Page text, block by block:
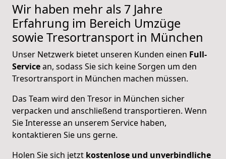
Wir haben mehr als 7 Jahre
Erfahrung im Bereich Umzüge
sowie Tresortransport in München
Unser Netzwerk bietet unseren Kunden einen Full-
Servicean, sodass Sie sich keine Sorgen um den
Tresortransport in München machen müssen.
Das Team wird den Tresor in München sicher
verpacken und anschließend transportieren. Wenn
Sie Interesse an unserem Service haben,
kontaktieren Sie uns gerne.
Holen Sie sich jetzt kostenlose und unverbindliche